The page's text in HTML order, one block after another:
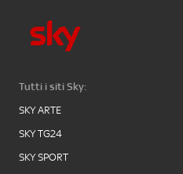
Tutti i siti Sky:
SKY ARTE
SKY TG24
SKY SPORT